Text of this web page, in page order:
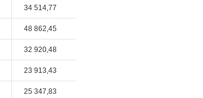
34 514,77
48 862,45
32 920,48
23 913,43
25 347,83